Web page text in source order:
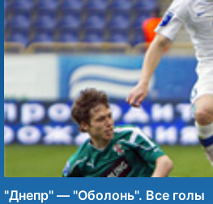
"Днепр" — "Оболонь". Все голы